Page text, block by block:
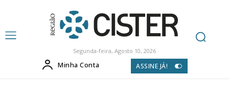
Segunda-feira, Agosto 10, 2026
Minha Conta ASSINE JÁ!